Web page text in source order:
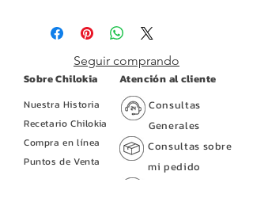
Seguir comprando
Sobre Chilokia
Nuestra Historia
Recetario Chilokia
Compra en línea
Puntos de Venta
Atención al cliente
Consultas
Generales
Consultas sobre
mi pedido